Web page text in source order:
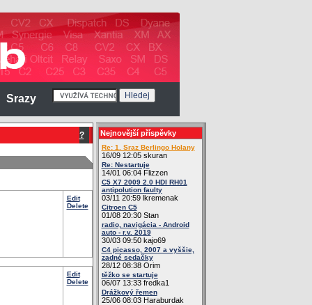
Srazy
?
Edit
Delete
Edit
Delete
Nejnovější příspěvky
Re: 1. Sraz Berlingo Holany
16/09 12:05 skuran
Re: Nestartuje
14/01 06:04 Flizzen
C5 X7 2009 2.0 HDI RH01
antipolution faulty
03/11 20:59 lkremenak
Citroen C5
01/08 20:30 Stan
radio, navigácia - Android
auto - r.v. 2019
30/03 09:50 kajo69
C4 picasso, 2007 a vyššie,
zadné sedačky
28/12 08:38 Orim
těžko se startuje
06/07 13:33 fredka1
Drážkový řemen
25/06 08:03 Haraburdak